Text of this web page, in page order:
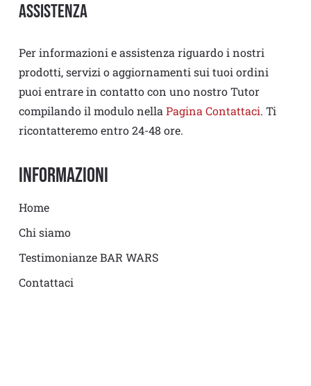
Assistenza
Per informazioni e assistenza riguardo i nostri
prodotti, servizi o aggiornamenti sui tuoi ordini
puoi entrare in contatto con uno nostro Tutor
compilando il modulo nella Pagina Contattaci. Ti
ricontatteremo entro 24-48 ore.
Informazioni
Home
Chi siamo
Testimonianze BAR WARS
Contattaci